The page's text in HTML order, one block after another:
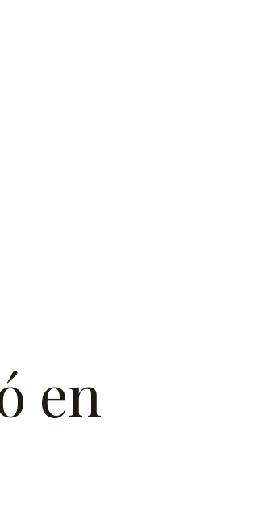
en